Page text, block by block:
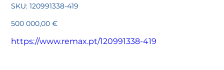
SKU: SKU
120991338-
120991338-419
Preço
500 000,00 €
https://www.remax.pt/120991338-419